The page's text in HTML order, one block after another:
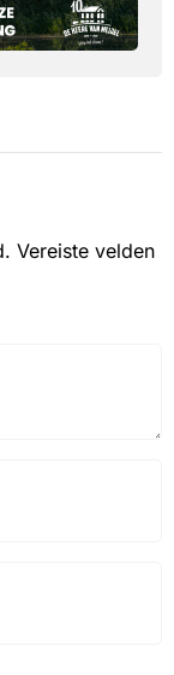
Vereiste velden